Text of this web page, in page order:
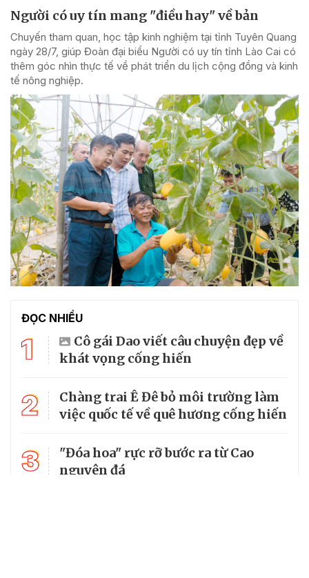
Người có uy tín mang "điều hay" về bản
Chuyến tham quan, học tập kinh nghiệm tại tỉnh Tuyên Quang
ngày 28/7, giúp Đoàn đại biểu Người có uy tín tỉnh Lào Cai có
thêm góc nhìn thực tế về phát triển du lịch cộng đồng và kinh
tế nông nghiệp.
ĐỌC NHIỀU
1
Cô gái Dao viết câu chuyện đẹp về
khát vọng cống hiến
2
Chàng trai Ê Đê bỏ môi trường làm
việc quốc tế về quê hương cống hiến
3
"Đóa hoa" rực rỡ bước ra từ Cao
nguyên đá